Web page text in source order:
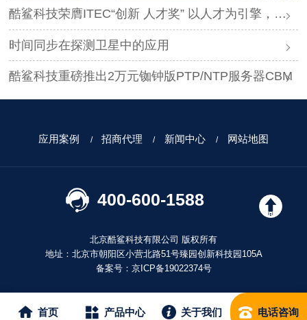
酷鲨科技荣膺ITEC“创新 人才奖” 以人才为引擎，时空为基石，驱动智能未来
时间同步在探测卫星中的应用
酷鲨科技重磅推出2万元铷钟版PTP/NTP服务器CBM
应用案例 招商代理 新闻中心 网站地图
400-600-1588
北京酷鲨科技有限公司 版权所有
地址：北京市朝阳区小营北路51号臻园创新科技园105A
备案号： 京ICP备19022374号
首页 产品中心 关于我们 电话咨询